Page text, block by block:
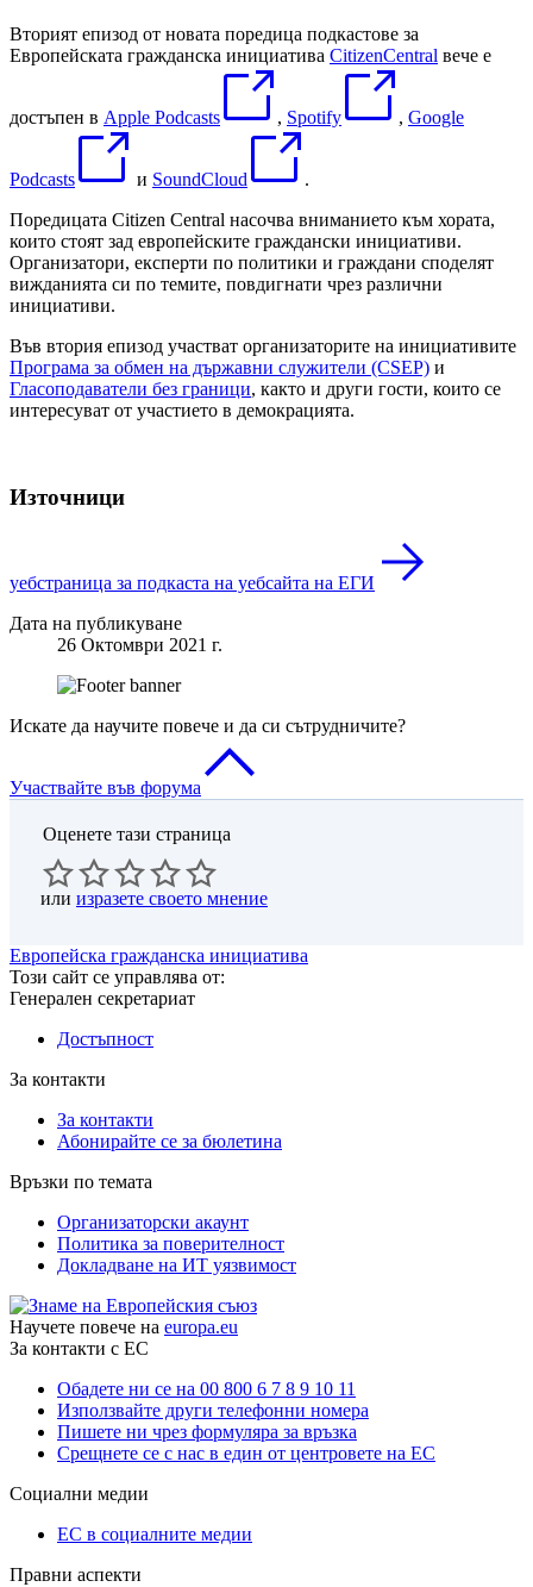
Вторият епизод от новата поредица подкастове за
Европейската гражданска инициатива CitizenCentral вече е
достъпен в Apple Podcasts , Spotify , Google
Podcasts и SoundCloud
.
Поредицата Citizen Central насочва вниманието към хората,
които стоят зад европейските граждански инициативи.
Организатори, експерти по политики и граждани споделят
вижданията си по темите, повдигнати чрез различни
инициативи.
Във втория епизод участват организаторите на инициативите
Програма за обмен на държавни служители (CSEP) и
Гласоподаватели без граници, както и други гости, които се
интересуват от участието в демокрацията.
Източници
уебстраница за подкаста на уебсайта на ЕГИ
Дата на публикуване
26 Oктомври 2021 г.
Искате да научите повече и да си сътрудничите?
Участвайте във форума
Оценете тази страница
или изразете своето мнение
Европейска гражданска инициатива
Този сайт се управлява от:
Генерален секретариат
Достъпност
За контакти
За контакти
Абонирайте се за бюлетина
Връзки по темата
Организаторски акаунт
Политика за поверителност
Докладване на ИТ уязвимост
Научете повече на europa.eu
За контакти с ЕС
Обадете ни се на 00 800 6 7 8 9 10 11
Използвайте други телефонни номера
Пишете ни чрез формуляра за връзка
Срещнете се с нас в един от центровете на ЕС
Социални медии
ЕС в социалните медии
Правни аспекти